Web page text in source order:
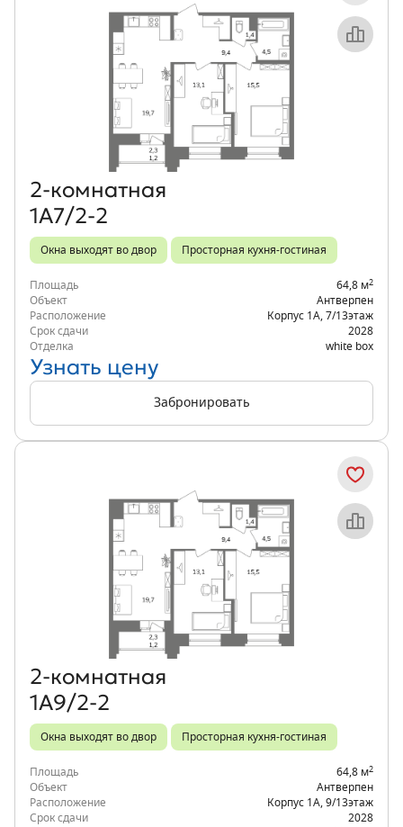
Объект месяца
2‑комнатная
1А7/2-2
Окна выходят во двор Просторная кухня-гостиная
Площадь 64,8 м2
Объект
Антверпен
Расположение
Корпус 1А 7/13этаж
Срок сдачи
2028
Отделка
white box
Узнать цену
Забронировать
Объект месяца
2‑комнатная
1А9/2-2
Окна выходят во двор Просторная кухня-гостиная
Площадь 64,8 м2
Объект
Антверпен
Расположение
Корпус 1А 9/13этаж
Срок сдачи
2028